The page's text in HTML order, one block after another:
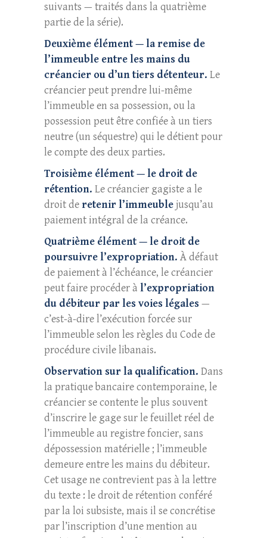
suivants — traités dans la quatrième
partie de la série).
Deuxième élément — la remise de
l’immeuble entre les mains du
créancier ou d’un tiers détenteur. Le
créancier peut prendre lui-même
l’immeuble en sa possession, ou la
possession peut être confiée à un tiers
neutre (un séquestre) qui le détient pour
le compte des deux parties.
Troisième élément — le droit de
rétention. Le créancier gagiste a le
droit de retenir l’immeuble jusqu’au
paiement intégral de la créance.
Quatrième élément — le droit de
poursuivre l’expropriation. À défaut
de paiement à l’échéance, le créancier
peut faire procéder à l’expropriation
du débiteur par les voies légales—
c’est-à-dire l’exécution forcée sur
l’immeuble selon les règles du Code de
procédure civile libanais.
Observation sur la qualification. Dans
la pratique bancaire contemporaine, le
créancier se contente le plus souvent
d’inscrire le gage sur le feuillet réel de
l’immeuble au registre foncier, sans
dépossession matérielle ; l’immeuble
demeure entre les mains du débiteur.
Cet usage ne contrevient pas à la lettre
du texte : le droit de rétention conféré
par la loi subsiste, mais il se concrétise
par l’inscription d’une mention au